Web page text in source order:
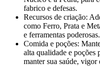
fabrico e defesas.
Recursos de criação:
como Ferro, Prata e
e ferramentas poderosas.
Comida e poções:
alta qualidade e poções
manter sua saúde, vigor